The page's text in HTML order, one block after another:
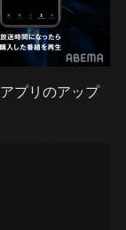
プリのアップ